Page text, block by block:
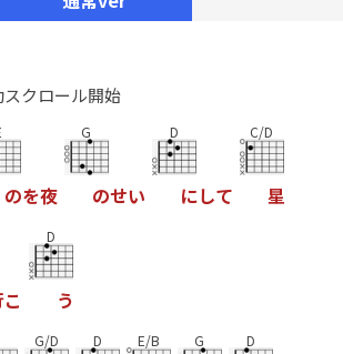
クロール開始
のを夜
G
のせい
D
にして
C/D
星
こ
D
う
G/D D E/B G D